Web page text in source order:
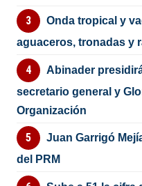
Onda tropical y
aguaceros, tronadas y
Abinader
secretario general y
Organización
Juan Garrigó
del PRM